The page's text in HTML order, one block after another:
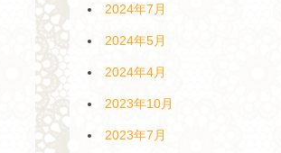
2024年7月
2024年5月
2024年4月
2023年10月
2023年7月